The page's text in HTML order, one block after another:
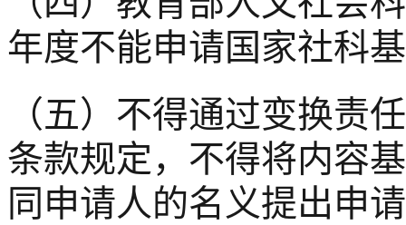
年度不能申请国家社科
（五）不得通过变换责
条款规定，不得将内容
同申请人的名义提出申